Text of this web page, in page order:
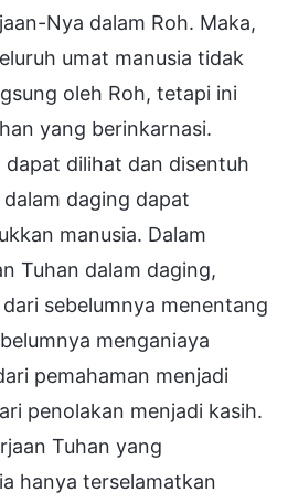
Nya dalam Roh. Maka,
umat manusia tidak
oleh Roh, tetapi ini
yang berinkarnasi.
dapat dilihat dan disentuh
daging dapat
manusia. Dalam
Tuhan dalam daging,
sebelumnya menentang
menganiaya
pemahaman menjadi
penolakan menjadi kasih.
Tuhan yang
hanya terselamatkan